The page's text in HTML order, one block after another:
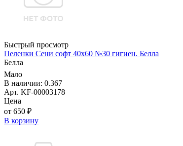
Быстрый просмотр
Пеленки Сени софт 40х60 №30 гигиен. Белла
Белла
Мало
В наличии: 0.367
Арт. KF-00003178
Цена
от 650 ₽
В корзину